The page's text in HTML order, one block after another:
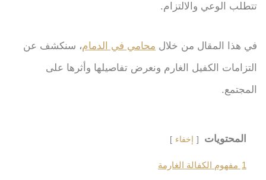
تتطلب الوعي والالتزام.
في هذا المقال من خلال محامي في الدمام، سنكشف عن
التزامات الكفيل الغارم ونعرض تفاصيلها وأثرها على
المجتمع.
المحتويات إخفاء
1 مفهوم الكفالة الغارمة